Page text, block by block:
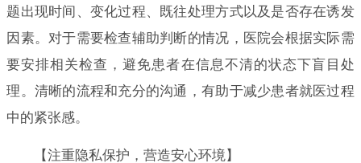
题出现时间、变化过程、既往处理方式以及是否存在诱发
因素。对于需要检查辅助判断的情况，医院会根据实际需
要安排相关检查，避免患者在信息不清的状态下盲目处
理。清晰的流程和充分的沟通，有助于减少患者就医过程
中的紧张感。
【注重隐私保护，营造安心环境】